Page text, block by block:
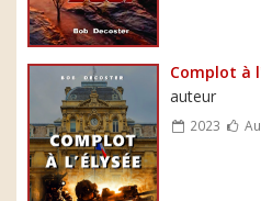
Complot à
auteur
2023